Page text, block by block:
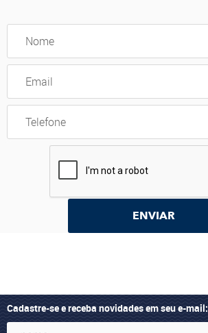
ENVIAR
Cadastre-se e receba novidades em seu e-mail: